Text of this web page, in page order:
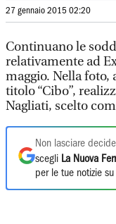
27 gennaio 2015 02:20
Continuano le
relativamente ad
maggio. Nella foto,
titolo “Cibo”,
Nagliati, scelto
Non lasciare
scegli La Nuova
per le tue notizie su